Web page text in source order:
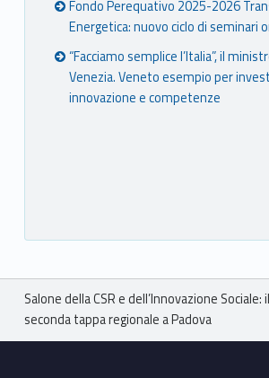
Fondo Perequativo 2025-2026
Energetica: nuovo ciclo di seminari
“Facciamo semplice l’Italia”, il
Venezia. Veneto esempio per
innovazione e competenze
Breadcrumbs navigation
Salone della CSR e dell’Innovazione Sociale:
seconda tappa regionale a Padova